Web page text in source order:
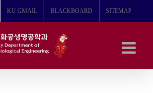
KU GMAIL BLACKBOARD SITEMAP